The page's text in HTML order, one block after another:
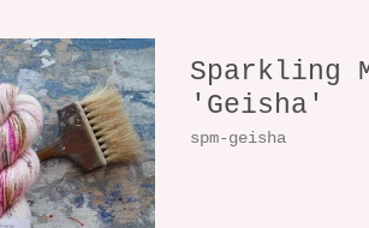
Sparkling
'Geisha'
spm-geisha